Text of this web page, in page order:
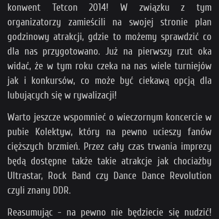
konwent Tetcon 2014! W związku z tym
organizatorzy zamieścili na swojej stronie plan
godzinowy atrakcji, gdzie to możemy sprawdzić co
dla nas przygotowano. Już na pierwszy rzut oka
widać, że w tym roku czeka na nas wiele turniejów
jak i konkursów, co może być ciekawą opcją dla
lubujących się w rywalizacji!
Warto jeszcze wspomnieć o wieczornym koncercie w
pubie Kolektyw, który na pewno ucieszy fanów
cięższych brzmień. Przez cały czas trwania imprezy
będą dostępne także takie atrakcje jak chociażby
Ultrastar, Rock Band czy Dance Dance Revolution
czyli znany DDR.
Reasumując - na pewno nie będziecie się nudzić!